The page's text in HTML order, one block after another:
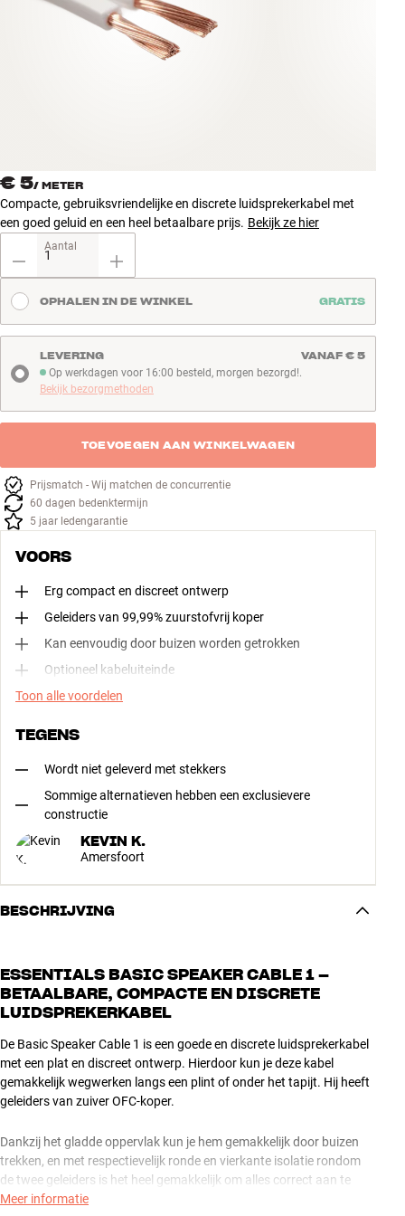
Accessoires
AANBIEDINGEN
Winkels
Klantenservice
Inloggen
Klantenservice
Bouw met geluid
€ 5/ METER
Compacte, gebruiksvriendelijke en discrete luidsprekerkabel met
een goed geluid en een heel betaalbare prijs. Bekijk ze hier
Aantal
OPHALEN IN DE WINKEL GRATIS
Op werkdagen voor 16:00 besteld, morgen bezorgd!
Op werkdagen voor 16:00 besteld, morgen bezorgd!.
Bekijk bezorgmethoden
LEVERING VANAF € 5
TOEVOEGEN AAN WINKELWAGEN
Prijsmatch - Wij matchen de concurrentie
60 dagen bedenktermijn
5 jaar ledengarantie
VOORS
Erg compact en discreet ontwerp
Geleiders van 99,99% zuurstofvrij koper
Kan eenvoudig door buizen worden getrokken
Optioneel kabeluiteinde
Toon alle voordelen
TEGENS
Wordt niet geleverd met stekkers
Sommige alternatieven hebben een exclusievere
constructie
KEVIN K.
Amersfoort
BESCHRIJVING
ESSENTIALS BASIC SPEAKER CABLE 1 –
BETAALBARE, COMPACTE EN DISCRETE
LUIDSPREKERKABEL
De Basic Speaker Cable 1 is een goede en discrete luidsprekerkabel
met een plat en discreet ontwerp. Hierdoor kun je deze kabel
gemakkelijk wegwerken langs een plint of onder het tapijt. Hij heeft
geleiders van zuiver OFC-koper.
Dankzij het gladde oppervlak kun je hem gemakkelijk door buizen
trekken, en met respectievelijk ronde en vierkante isolatie rondom
de twee geleiders is het heel gemakkelijk om alles correct aan te
sluiten. Een prima oplossing voor zij- en achterluidsprekers, en
Meer informatie